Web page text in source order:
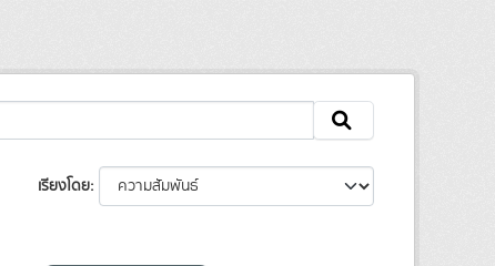
เรียงโดย